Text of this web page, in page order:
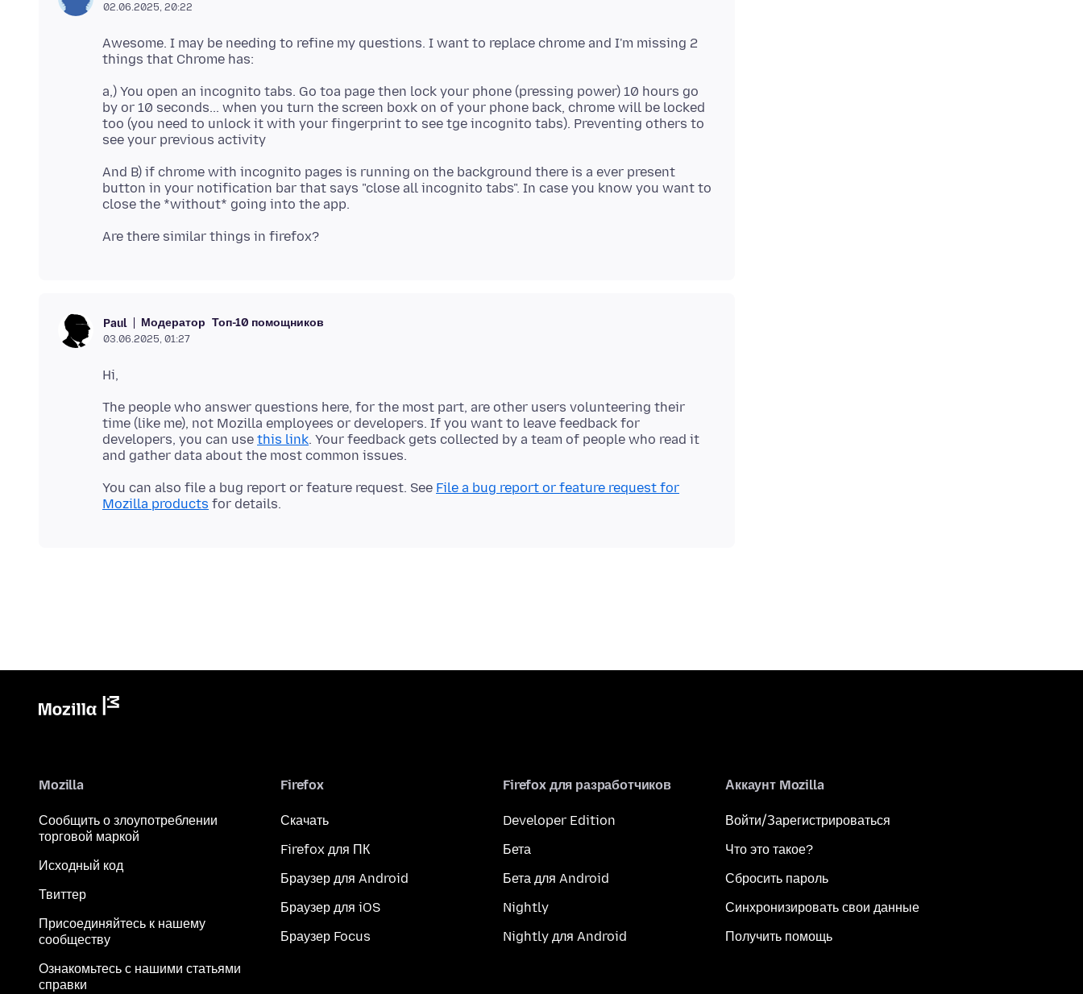
02.06.2025, 20:22
Awesome. I may be needing to refine my questions. I want to replace chrome and I'm missing 2
a,) You open an incognito tabs. Go toa page then lock your phone (pressing power) 10 hours go
by or 10 seconds... when you turn the screen boxk on of your phone back, chrome will be locked
too (you need to unlock it with your fingerprint to see tge incognito tabs). Preventing others to
And B) if chrome with incognito pages is running on the background there is a ever present
button in your notification bar that says "close all incognito tabs". In case you know you want to
Paul Модератор Топ-10 помощников
03.06.2025, 01:27
The people who answer questions here, for the most part, are other users volunteering their
time (like me), not Mozilla employees or developers. If you want to leave feedback for
developers, you can use this link. Your feedback gets collected by a team of people who read it
You can also file a bug report or feature request. See File a bug report or feature request for
Mozilla products
Mozilla
Сообщить о злоупотреблении
торговой маркой
Исходный код
Твиттер
Присоединяйтесь к нашему
сообществу
Ознакомьтесь с нашими статьями
справки
Firefox
Скачать
Firefox для ПК
Браузер для Android
Браузер для iOS
Браузер Focus
Firefox для разработчиков
Developer Edition
Бета
Бета для Android
Nightly
Nightly для Android
Аккаунт Mozilla
Войти/Зарегистрироваться
Что это такое?
Сбросить пароль
Синхронизировать свои данные
Получить помощь